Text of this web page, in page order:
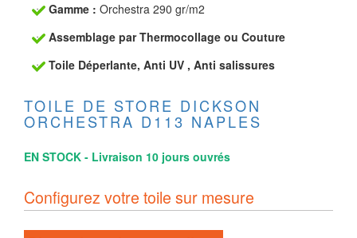
Gamme : Orchestra 290 gr/m2
Assemblage par Thermocollage ou Couture
Toile Déperlante, Anti UV , Anti salissures
TOILE DE STORE DICKSON
ORCHESTRA D113 NAPLES
EN STOCK - Livraison 10 jours ouvrés
Configurez votre toile sur mesure